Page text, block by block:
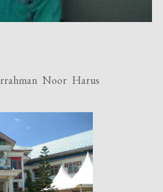
Noor Harus